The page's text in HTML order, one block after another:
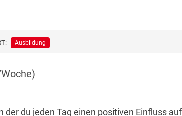
Ausbildung
der du jeden Tag einen positiven Einfluss auf